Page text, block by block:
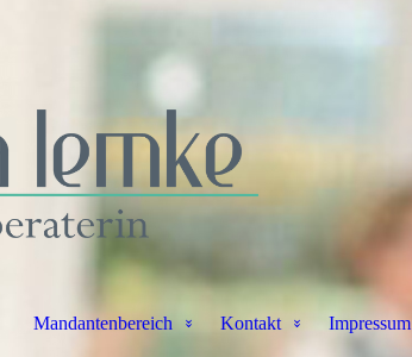
Mandantenbereich Kontakt Impressum